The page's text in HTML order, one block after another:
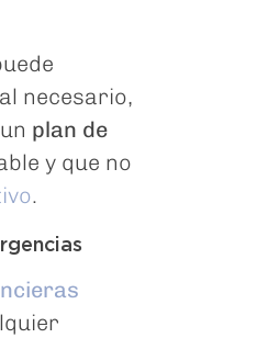
necesario,
plan de
y que no
.